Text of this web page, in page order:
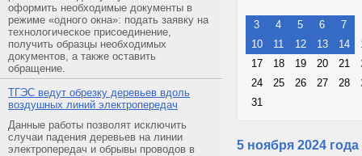
оформить необходимые документы в
режиме «одного окна»: подать заявку на
технологическое присоединение,
получить образцы необходимых
документов, а также оставить
обращение.
ТГЭС ведут обрезку деревьев вдоль
воздушных линий электропередач
Данные работы позволят исключить
случаи падения деревьев на линии
электропередач и обрывы проводов в
3 4 5 6
7
10
11 12 13 14
17
18 19 20 21
24
25 26 27 28
31
5 ноября 2024 года